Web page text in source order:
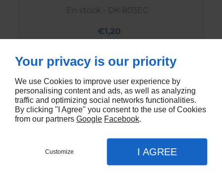
En stock - DK-803EC
€1,20
Your privacy is our priority
We use Cookies to improve user experience by
personalising content and ads, as well as analyzing
traffic and optimizing social networks functionalities.
By clicking "I Agree" you consent to the use of Cookies
from our partners Google Facebook.
Customize I AGREE